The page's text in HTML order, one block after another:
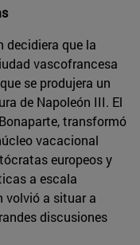
decidiera que la
vascofrancesa
se produjera un
de Napoleón III. El
transformó
vacacional
europeos y
a escala
volvió a situar a
discusiones